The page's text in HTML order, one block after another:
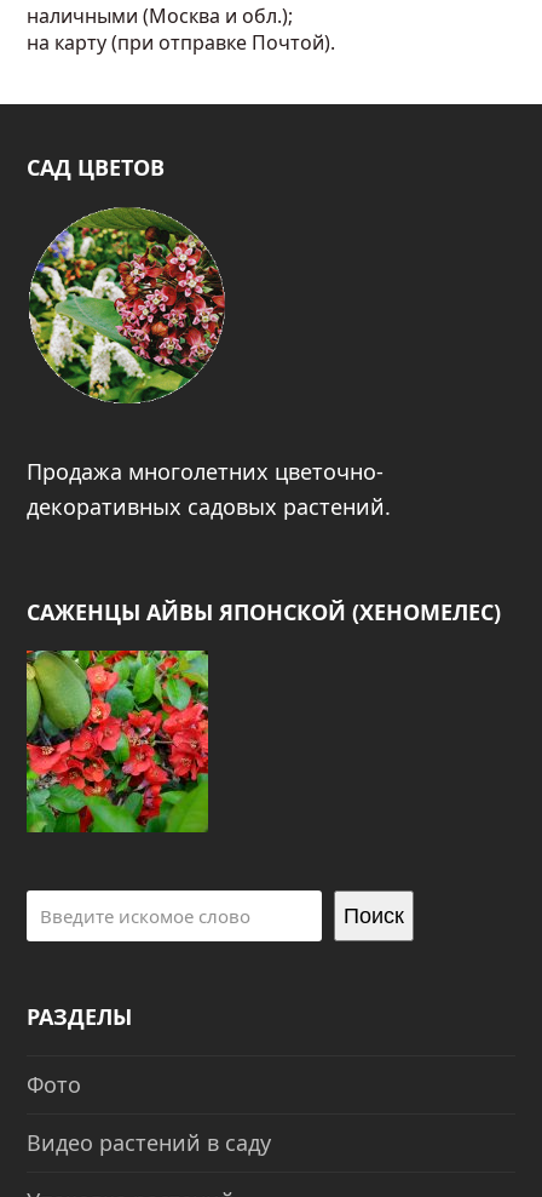
наличными (Москва и обл.);
на карту (при отправке Почтой).
САД ЦВЕТОВ
Продажа многолетних цветочно-
декоративных садовых растений.
САЖЕНЦЫ АЙВЫ ЯПОНСКОЙ (ХЕНОМЕЛЕС)
Поиск
РАЗДЕЛЫ
Фото
Видео растений в саду